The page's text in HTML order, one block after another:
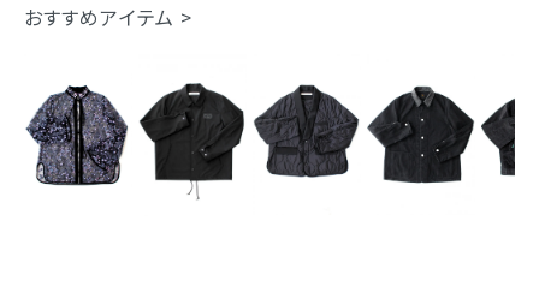
おすすめアイテム >